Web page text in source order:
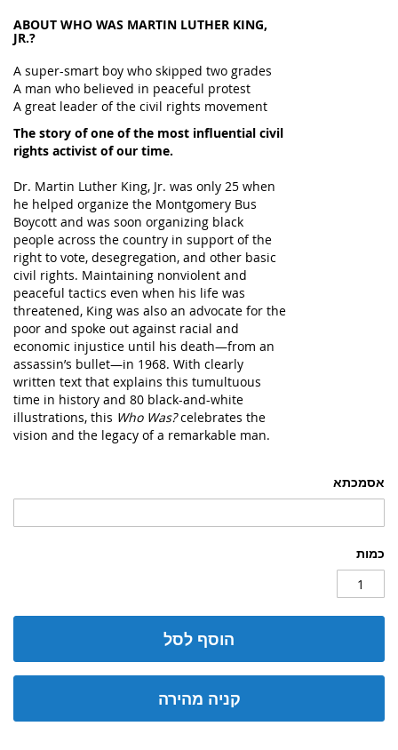
אסמכתא
כמות
הוסף לסל
קניה מהירה
ABOUT WHO WAS MARTIN LUTHER KING,
JR.?
A super-smart boy who skipped two grades
A man who believed in peaceful protest
A great leader of the civil rights movement
The story of one of the most influential civil
rights activist of our time.
Dr. Martin Luther King, Jr. was only 25 when
he helped organize the Montgomery Bus
Boycott and was soon organizing black
people across the country in support of the
right to vote, desegregation, and other basic
civil rights. Maintaining nonviolent and
peaceful tactics even when his life was
threatened, King was also an advocate for the
poor and spoke out against racial and
economic injustice until his death—from an
assassin’s bullet—in 1968. With clearly
written text that explains this tumultuous
time in history and 80 black-and-white
illustrations, this Who Was?celebrates the
vision and the legacy of a remarkable man.